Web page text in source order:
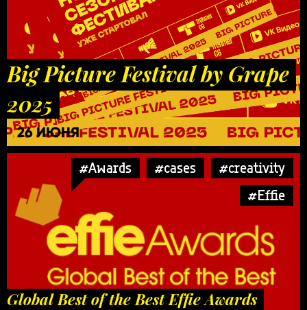
Big Picture Festival by Grape
2025
26 ИЮНЯ
#Awards #cases
#creativity
#Effie
Global Best of the Best Effie Awards